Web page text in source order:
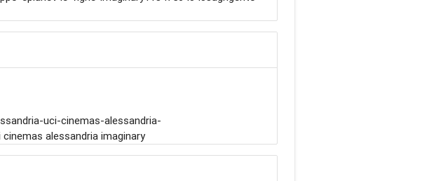
uci-cinemas-alessandria-
alessandria imaginary